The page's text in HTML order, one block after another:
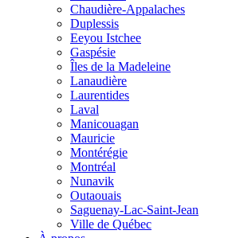
Chaudière-Appalaches
Duplessis
Eeyou Istchee
Gaspésie
Îles de la Madeleine
Lanaudière
Laurentides
Laval
Manicouagan
Mauricie
Montérégie
Montréal
Nunavik
Outaouais
Saguenay-Lac-Saint-Jean
Ville de Québec